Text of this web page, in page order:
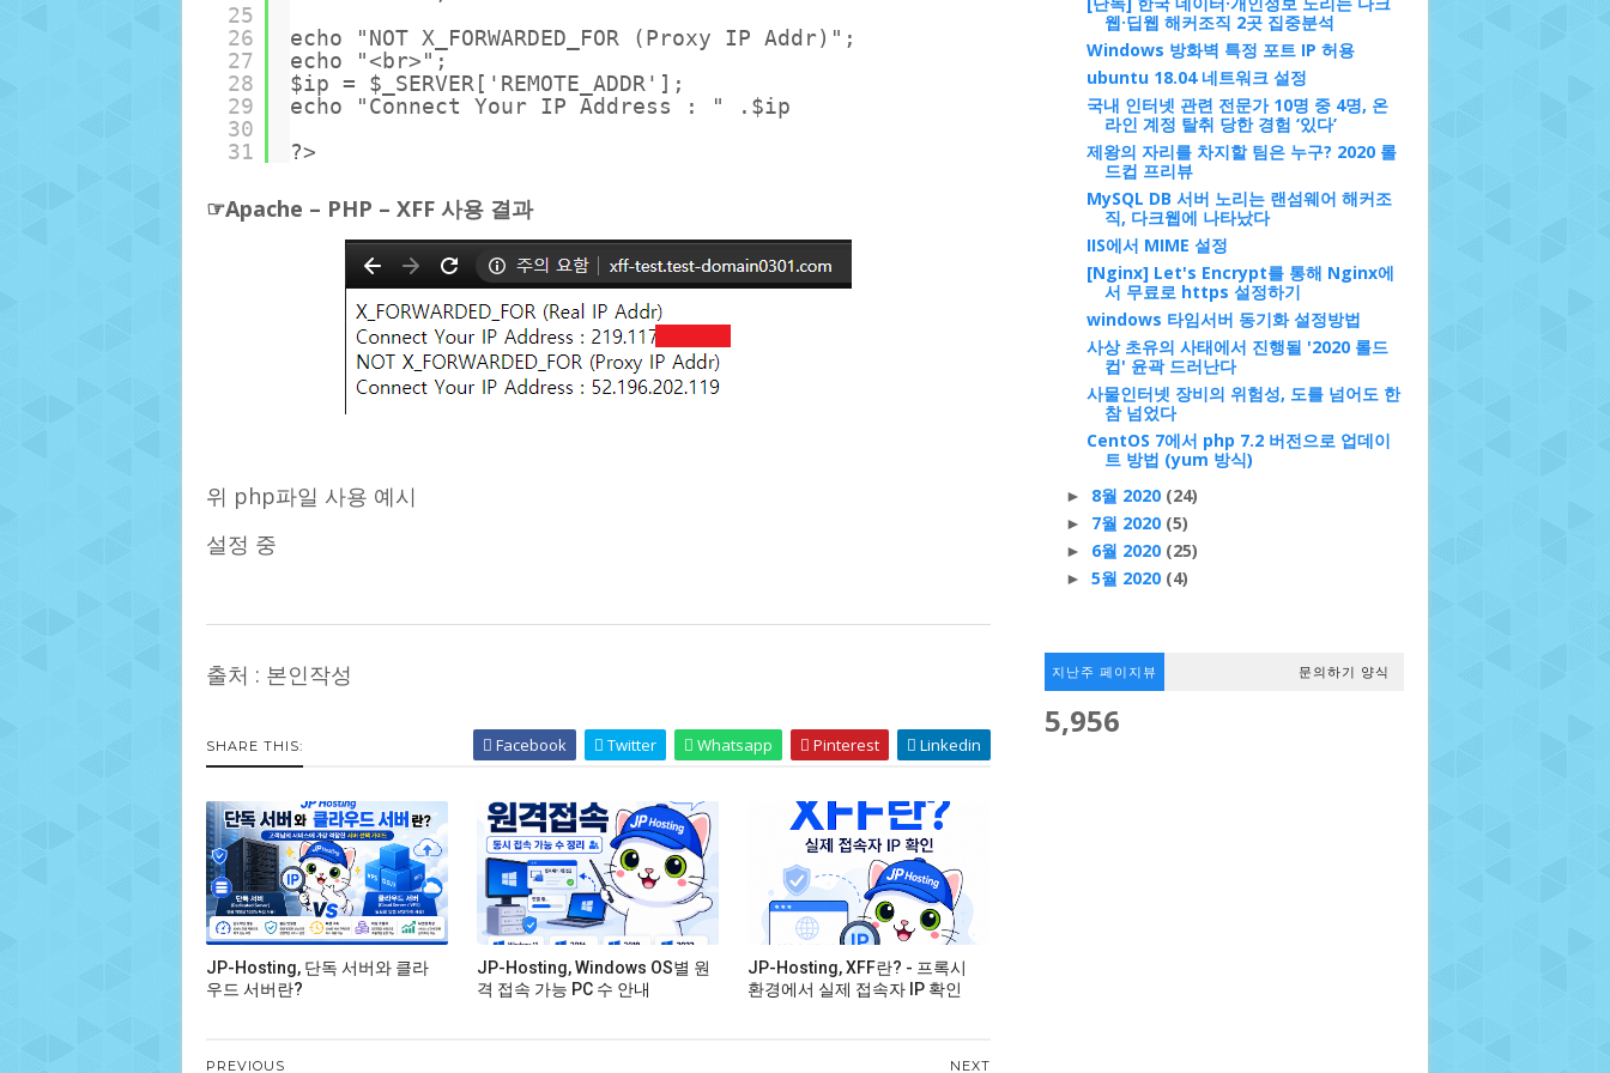
25
26
27
28
29
30
31
echo "NOT X_FORWARDED_FOR (Proxy IP Addr)";
echo "<br>";
$ip = $_SERVER['REMOTE_ADDR'];
echo "Connect Your IP Address : " .$ip
?>
☞Apache – PHP – XFF 사용 결과
위 php파일 사용 예시
설정 중
출처 : 본인작성
SHARE THIS: Facebook Twitter Whatsapp Pinterest Linkedin
JP-Hosting, 단독 서버와 클라
우드 서버란?
JP-Hosting, Windows OS별 원
격 접속 가능 PC 수 안내
JP-Hosting, XFF란? - 프록시
환경에서 실제 접속자 IP 확인
NEXT
PREVIOUS
웹·딥웹 해커조직 2곳 집중분석
Windows 방화벽 특정 포트 IP 허용
ubuntu 18.04 네트워크 설정
국내 인터넷 관련 전문가 10명 중 4명, 온
라인 계정 탈취 당한 경험 ‘있다’
제왕의 자리를 차지할 팀은 누구? 2020 롤
드컵 프리뷰
MySQL DB 서버 노리는 랜섬웨어 해커조
직, 다크웹에 나타났다
IIS에서 MIME 설정
[Nginx] Let's Encrypt를 통해 Nginx에
서 무료로 https 설정하기
windows 타임서버 동기화 설정방법
사상 초유의 사태에서 진행될 '2020 롤드
컵' 윤곽 드러난다
사물인터넷 장비의 위험성, 도를 넘어도 한
참 넘었다
CentOS 7에서 php 7.2 버전으로 업데이
트 방법 (yum 방식)
► 8월 2020 (24)
► 7월 2020 (5)
► 6월 2020 (25)
► 5월 2020 (4)
지난주 페이지뷰 문의하기 양식
5,956